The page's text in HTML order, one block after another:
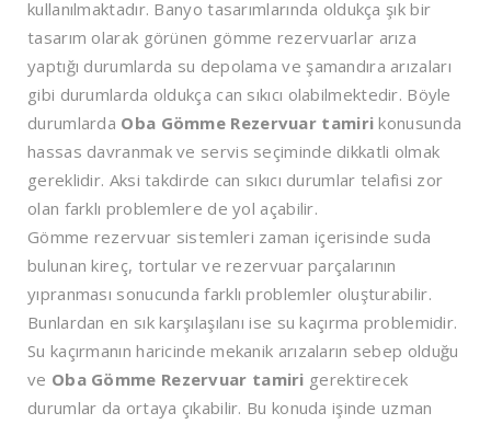
kullanılmaktadır. Banyo tasarımlarında oldukça şık bir
tasarım olarak görünen gömme rezervuarlar arıza
yaptığı durumlarda su depolama ve şamandıra arızaları
gibi durumlarda oldukça can sıkıcı olabilmektedir. Böyle
durumlarda Oba Gömme Rezervuar tamirikonusunda
hassas davranmak ve servis seçiminde dikkatli olmak
gereklidir. Aksi takdirde can sıkıcı durumlar telafisi zor
olan farklı problemlere de yol açabilir.
Gömme rezervuar sistemleri zaman içerisinde suda
bulunan kireç, tortular ve rezervuar parçalarının
yıpranması sonucunda farklı problemler oluşturabilir.
Bunlardan en sık karşılaşılanı ise su kaçırma problemidir.
Su kaçırmanın haricinde mekanik arızaların sebep olduğu
ve Oba Gömme Rezervuar tamiri gerektirecek
durumlar da ortaya çıkabilir. Bu konuda işinde uzman